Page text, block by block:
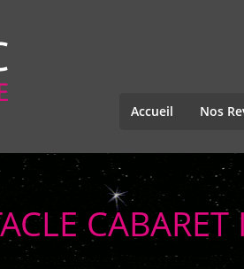
Accueil Nos